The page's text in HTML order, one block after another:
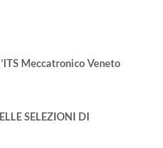
Meccatronico Veneto
SELEZIONI DI